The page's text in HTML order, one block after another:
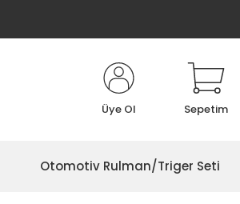
Üye Ol Sepetim
Otomotiv Rulman/Triger Seti